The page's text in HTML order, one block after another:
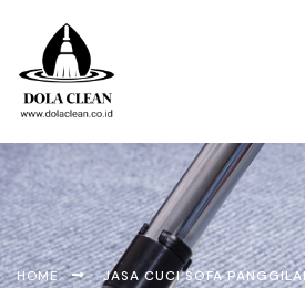
HOME JASA CUCI SOFA